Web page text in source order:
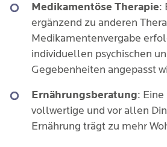
Medikamentöse Therapie:
ergänzend zu anderen
Medikamentenvergabe
individuellen psychischen
Gegebenheiten angepasst
Ernährungsberatung:
vollwertige und vor allen
Ernährung trägt zu mehr